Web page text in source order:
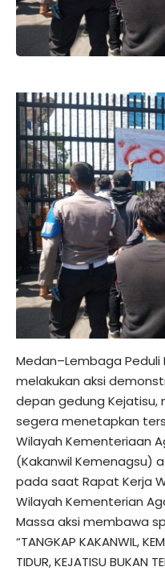
Medan–Lembaga Peduli
melakukan aksi
depan gedung Kejatisu,
segera menetapkan
Wilayah Kementeriaan
(Kakanwil Kemenagsu)
pada saat Rapat Kerja
Wilayah Kementerian
Massa aksi membawa
“TANGKAP KAKANWIL,
TIDUR, KEJATISU BUKAN